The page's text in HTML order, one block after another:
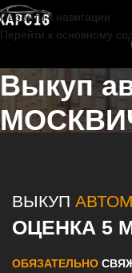
Перейти к навигации
Перейти к основному
Выкуп
ВЫКУП
ОЦЕНКА 5
ОБЯЗАТЕЛЬНО